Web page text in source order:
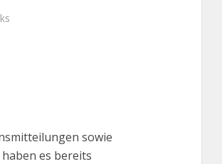
sowie
es bereits